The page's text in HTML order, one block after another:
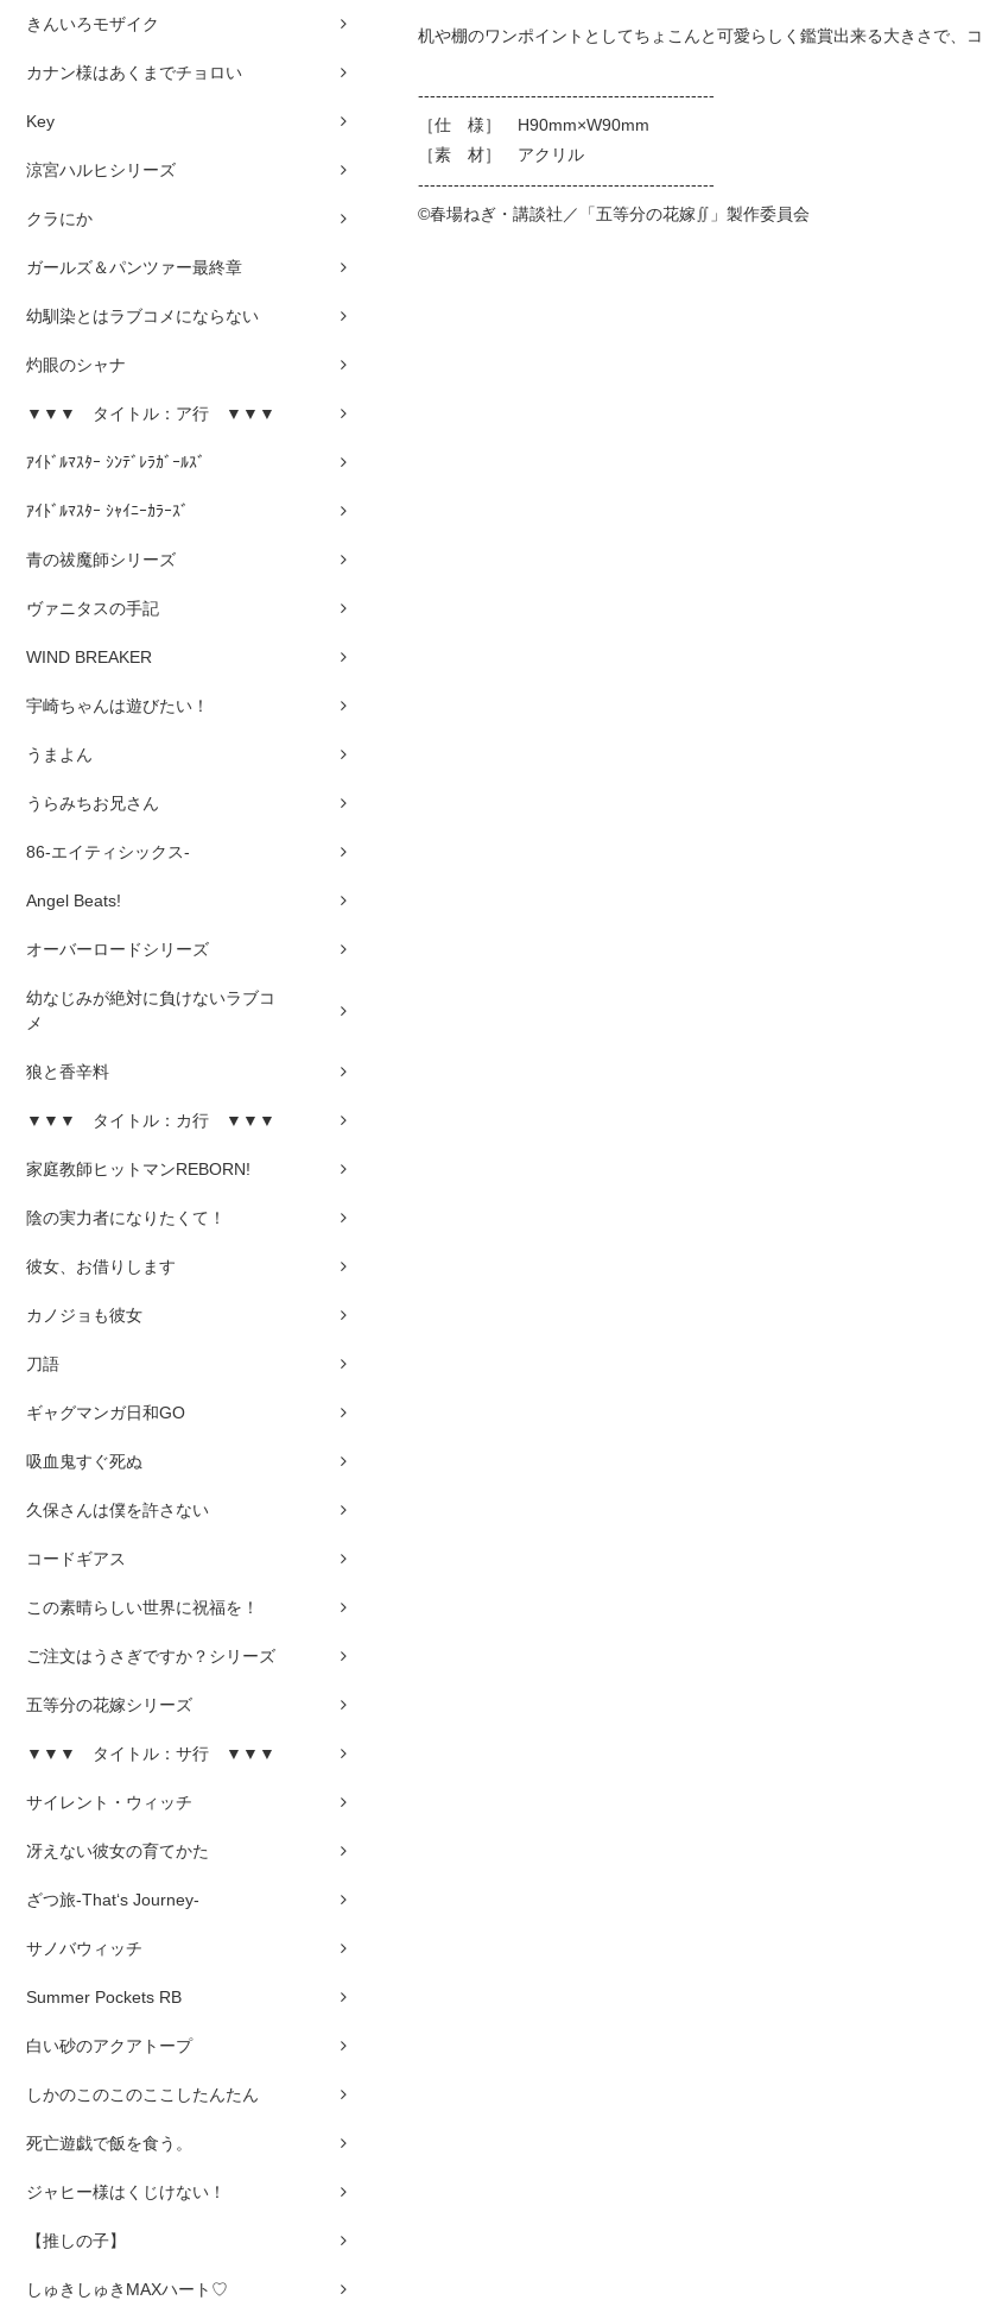
きんいろモザイク
カナン様はあくまでチョロい
Key
涼宮ハルヒシリーズ
クラにか
ガールズ＆パンツァー最終章
幼馴染とはラブコメにならない
灼眼のシャナ
▼▼▼ タイトル：ア行 ▼▼▼
ｱｲﾄﾞﾙﾏｽﾀｰ ｼﾝﾃﾞﾚﾗｶﾞｰﾙｽﾞ
ｱｲﾄﾞﾙﾏｽﾀｰ ｼｬｲﾆｰｶﾗｰｽﾞ
青の祓魔師シリーズ
ヴァニタスの手記
WIND BREAKER
宇崎ちゃんは遊びたい！
うまよん
うらみちお兄さん
86-エイティシックス-
Angel Beats!
オーバーロードシリーズ
幼なじみが絶対に負けないラブコ
メ
狼と香辛料
▼▼▼ タイトル：カ行 ▼▼▼
家庭教師ヒットマンREBORN!
陰の実力者になりたくて！
彼女、お借りします
カノジョも彼女
刀語
ギャグマンガ日和GO
吸血鬼すぐ死ぬ
久保さんは僕を許さない
コードギアス
この素晴らしい世界に祝福を！
ご注文はうさぎですか？シリーズ
五等分の花嫁シリーズ
▼▼▼ タイトル：サ行 ▼▼▼
サイレント・ウィッチ
冴えない彼女の育てかた
ざつ旅-That‘s Journey-
サノバウィッチ
Summer Pockets RB
白い砂のアクアトープ
しかのこのこのここしたんたん
死亡遊戯で飯を食う。
ジャヒー様はくじけない！
【推しの子】
しゅきしゅきMAXハート♡
机や棚のワンポイントとしてちょこんと可愛らしく鑑賞出来る大きさで、
--------------------------------------------------
［仕 様］ H90mm×W90mm
［素 材］ アクリル
--------------------------------------------------
©春場ねぎ・講談社／「五等分の花嫁∬」製作委員会